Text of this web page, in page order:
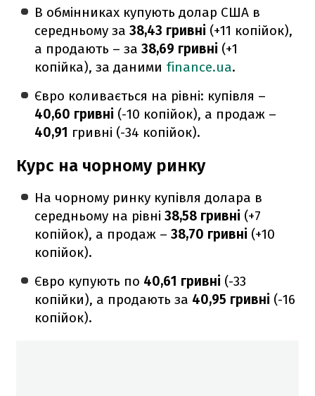
В обмінниках купують долар США в
середньому за38,43 гривні (+11 копійок),
а продають – за38,69 гривні (+1
копійка), за даними finance.ua.
Євро коливається на рівні: купівля –
40,60 гривні (-10 копійок), а продаж –
40,91 гривні (-34 копійок).
Курс на чорному ринку
На чорному ринку купівля долара в
середньому на рівні38,58 гривні (+7
копійок), а продаж –38,70 гривні (+10
копійок).
Євро купують по 40,61 гривні (-33
копійки), а продають за 40,95 гривні (-16
копійок).